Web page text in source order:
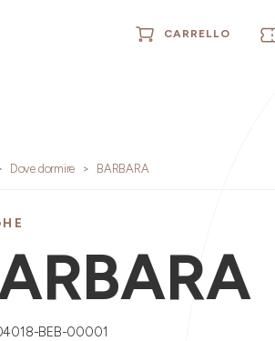
CARRELLO
Dove dormire BARBARA
BEB-00001